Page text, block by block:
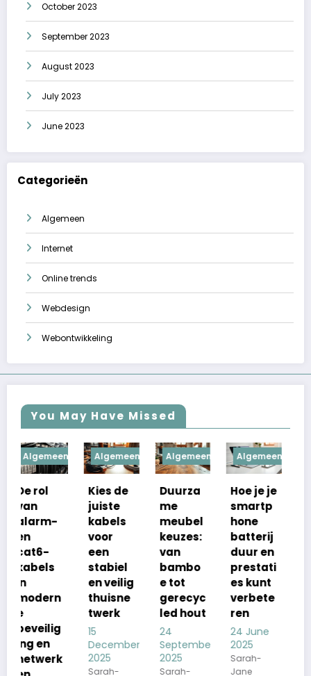
October 2023
September 2023
August 2023
July 2023
June 2023
Categorieën
Algemeen
Internet
Online trends
Webdesign
Webontwikkeling
You May Have Missed
Algemeen
Kies de
juiste
kabels
voor
een
stabiel
en veilig
thuisne
twerk
December
2025
Sarah-
Algemeen
Duurza
me
meubel
keuzes:
van
bambo
e tot
gerecyc
led hout
September
2025
Sarah-
Algemeen
Hoe je je
smartp
hone
batterij
duur en
prestati
es kunt
verbete
ren
24 June
2025
Sarah-
Jane
Algemeen
Tips om
telefoo
laptop
en wifi-
proble
men op
lossen
24 June
2025